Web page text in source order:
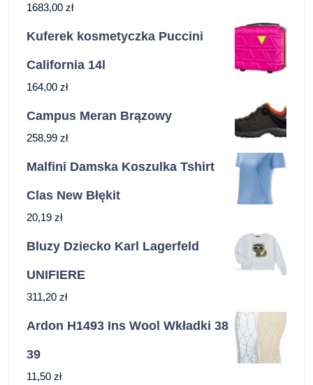
1683,00 zł
Kuferek kosmetyczka Puccini
California 14l
164,00 zł
Campus Meran Brązowy
258,99 zł
Malfini Damska Koszulka Tshirt
Clas New Błękit
20,19 zł
Bluzy Dziecko Karl Lagerfeld
UNIFIERE
311,20 zł
Ardon H1493 Ins Wool Wkładki 38
39
11,50 zł